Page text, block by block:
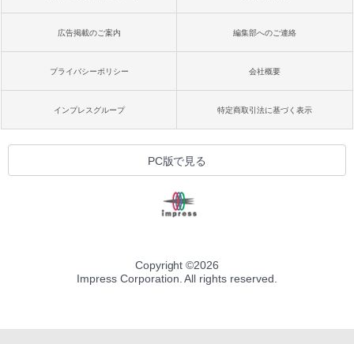
広告掲載のご案内 編集部へのご連絡
プライバシーポリシー 会社概要
インプレスグループ 特定商取引法に基づく表示
PC版で見る
Copyright ©2026
Impress Corporation. All rights reserved.